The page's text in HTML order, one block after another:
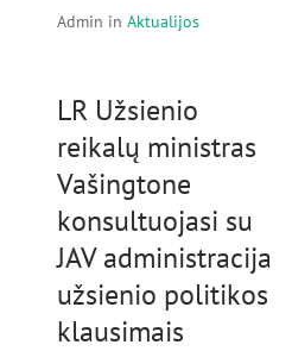
Admin in Aktualijos
LR Užsienio
reikalų ministras
Vašingtone
konsultuojasi su
JAV administracija
užsienio politikos
klausimais